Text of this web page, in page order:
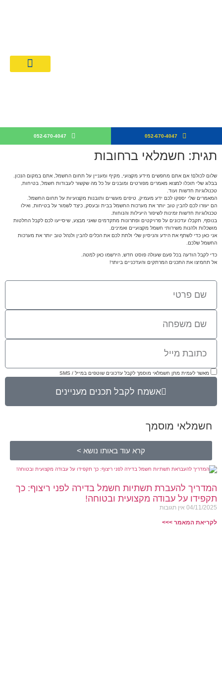
052-670-4047
052-670-4047
תגית: חשמלאי ברחובות
שלום לכולם! אם אתם מחפשים מידע מקצועי, מקיף ומעניין על תחום החשמל, אתם במקום הנכון.
בבלוג שלי תוכלו למצוא מאמרים מפורטים ומובנים על כל מה שקשור לעבודות חשמל, בטיחות,
טכנולוגיות חדשות ועוד.
המאמרים שלי יספקו לכם ידע מעמיק, טיפים מעשיים ותובנות מקצועיות על תחום החשמל.
הם יעזרו לכם להבין טוב יותר את מערכות החשמל בבית ובעסק, כיצד לשמור על בטיחות, ואילו
טכנולוגיות חדשות זמינות לשיפור היעילות והנוחות.
בנוסף, תקבלו עדכונים על פרויקטים ופתרונות מתקדמים שאני מבצע, שיסייעו לכם לקבל החלטות
מושכלות ולהנות משירותי חשמל מקצועיים ואמינים.
אני כאן כדי לשתף את הידע והניסיון שלי ולתת לכם את הכלים להבין ולנהל טוב יותר את מערכות
החשמל שלכם.
כדי לקבל הודעה בכל פעם שעולה פוסט חדש, הירשמו כאן למטה.
אל תחמיצו את התכנים המרתקים והעדכניים ביותר!
מאשר לעמית מתן חשמלאי מוסמך לקבל עדכונים שוטפים במייל / SMS
אשמח לקבל תכנים מעניינים
חשמלאי מוסמך
קרא עוד באותו נושא >
המדריך להעברת תשתיות חשמל בדירה לפני ריצוף: כך
תקפידו על עבודה מקצועית ובטוחה!
04/11/2025 אין תגובות
לקריאת המאמר >>>